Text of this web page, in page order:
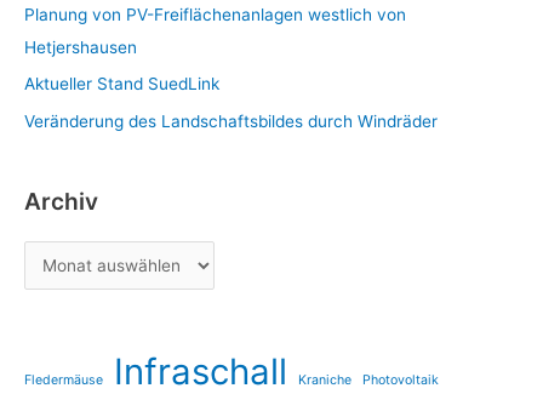
Planung von PV-Freiflächenanlagen westlich von
Hetjershausen
Aktueller Stand SuedLink
Veränderung des Landschaftsbildes durch Windräder
Archiv
Fledermäuse Infraschall Kraniche Photovoltaik